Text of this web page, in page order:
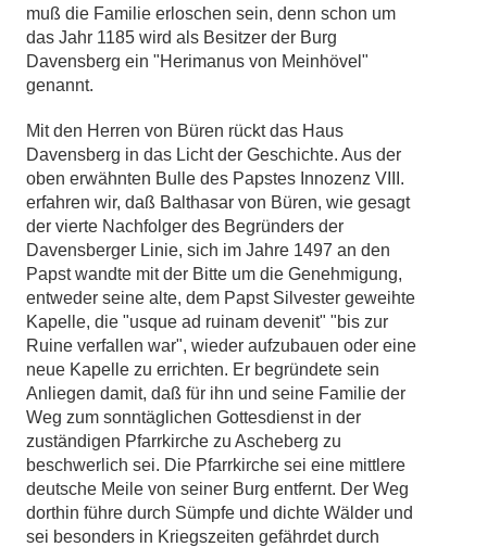
muß die Familie erloschen sein, denn schon um
das Jahr 1185 wird als Besitzer der Burg
Davensberg ein "Herimanus von Meinhövel"
genannt.
Mit den Herren von Büren rückt das Haus
Davensberg in das Licht der Geschichte. Aus der
oben erwähnten Bulle des Papstes Innozenz VIII.
erfahren wir, daß Balthasar von Büren, wie gesagt
der vierte Nachfolger des Begründers der
Davensberger Linie, sich im Jahre 1497 an den
Papst wandte mit der Bitte um die Genehmigung,
entweder seine alte, dem Papst Silvester geweihte
Kapelle, die "usque ad ruinam devenit" "bis zur
Ruine verfallen war", wieder aufzubauen oder eine
neue Kapelle zu errichten. Er begründete sein
Anliegen damit, daß für ihn und seine Familie der
Weg zum sonntäglichen Gottesdienst in der
zuständigen Pfarrkirche zu Ascheberg zu
beschwerlich sei. Die Pfarrkirche sei eine mittlere
deutsche Meile von seiner Burg entfernt. Der Weg
dorthin führe durch Sümpfe und dichte Wälder und
sei besonders in Kriegszeiten gefährdet durch